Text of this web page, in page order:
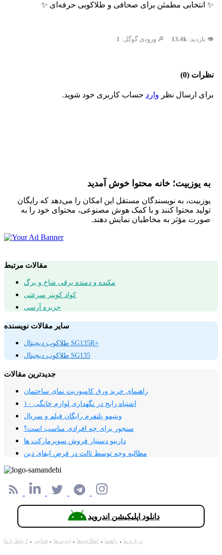
✨ انتخابی مطمئن برای صحافی و طلاکوبی حرفه‌ای ✨
👁️ بازدید: 13.4k 🔎 ورودی گوگل: 1
نظرات (0)
برای ارسال نظر وارد حساب کاربری خود شوید.
به یوزبیت؛ خانه محتوا خوش آمدید
یوزبیت، به نویسندگان مستقل این امکان را می‌دهد که رایگان
تولید محتوا کنند و با کمک هوش مصنوعی، محتوای خود را به
صورت مؤثر به مخاطبان نمایش دهند.
مقالات مرتبط
مکنده و دمنده برقی شاخ و برگ
کواد کوپتر سرعتی
جزیره آرسی
سایر مقالات نویسنده
طلاکوب دیجیتال SG135R+
طلاکوب دیجیتال SG135
جدیدترین مقالات
راهنمای خرید ورق کامپوزیت نمای ساختمان
۱۰ اشتباه رایج در نگهداری لوازم خانگی
ویتیمو پلتفرم‌ رایگان فیلم و سریال
سنجور برای چه افرادی مناسب است؟
دارینو دستیار فروش سوپرمارکت ها
مطالبه وجه توسط ثالث در فرض ایفای دین
دانلود اپلیکیشن اندروید
درباره ما . راهنما . اطلاعیه‌ها . آپدیت‌ها . قوانین . ارتباط با ما